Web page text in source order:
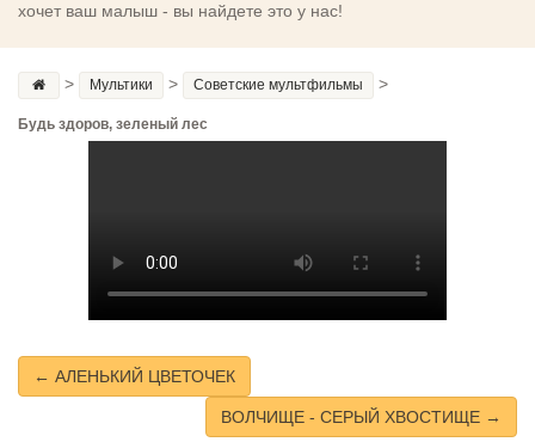
хочет ваш малыш - вы найдете это у нас!
> Мультики > Советские мультфильмы >
Будь здоров, зеленый лес
← АЛЕНЬКИЙ ЦВЕТОЧЕК
ВОЛЧИЩЕ - СЕРЫЙ ХВОСТИЩЕ →